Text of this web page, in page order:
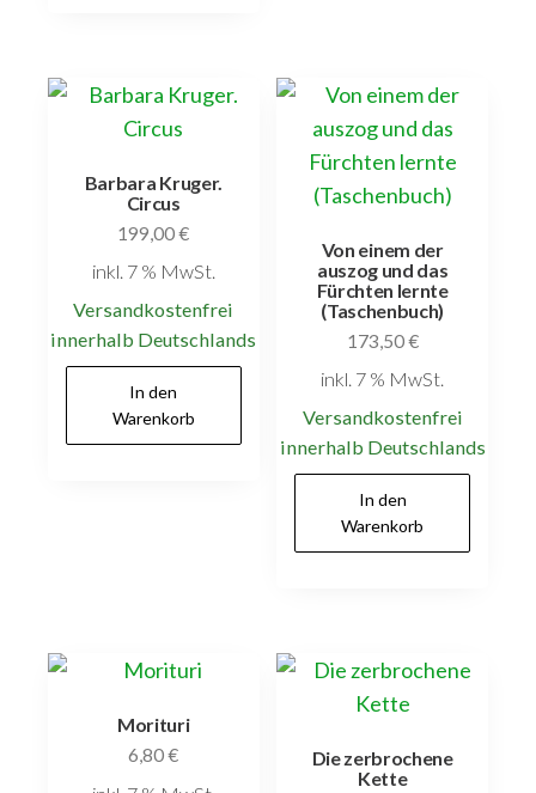
Barbara Kruger.
Circus
199,00€
inkl. 7 % MwSt.
Versandkostenfrei
innerhalb Deutschlands
In den
Warenkorb
Von einem der
auszog und das
Fürchten lernte
(Taschenbuch)
173,50€
inkl. 7 % MwSt.
Versandkostenfrei
innerhalb Deutschlands
In den
Warenkorb
Morituri
6,80€
Die zerbrochene
Kette